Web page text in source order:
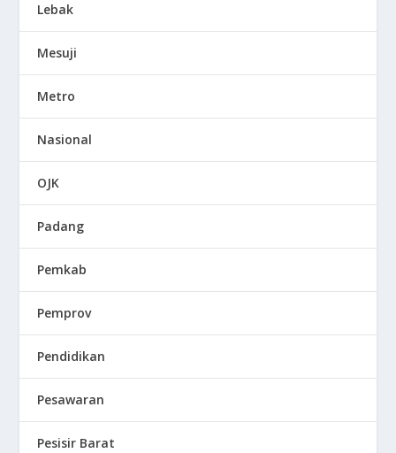
Lebak
Mesuji
Metro
Nasional
OJK
Padang
Pemkab
Pemprov
Pendidikan
Pesawaran
Pesisir Barat